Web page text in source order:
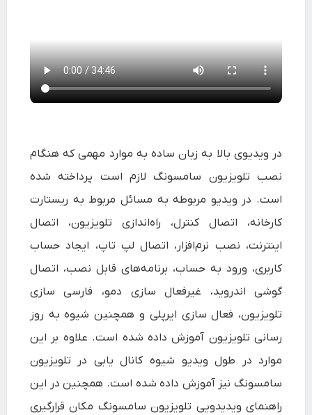
در ویدیوی بالا به زبان ساده به موارد مهمی که هنگام
نصب تلویزیون سامسونگ لازم است پرداخته شده
است. در ویدیو مربوطه به مسائل مربوط به ریستارت
کارخانه، اتصال کنترل، راه‌اندازی تلویزیون، اتصال
اینترنت، نصب نرم‌افزار، اتصال لپ تاپ، ایجاد حساب
کاربری، ورود به حساب، برنامه‌های قابل نصب، اتصال
گوشی اندروید، غیرفعال سازی دمو، فارسی سازی
تلویزیون، فعال سازی ایرپلی و همچنین شیوه به روز
رسانی تلویزیون آموزش داده شده است. علاوه بر این
موارد در طول ویدیو شیوه کانال یابی در تلویزیون
سامسونگ نیز آموزش داده شده است. همچنین در این
راهنمای ویدیدویی تلویزیون سامسونگ مکان قرارگیری